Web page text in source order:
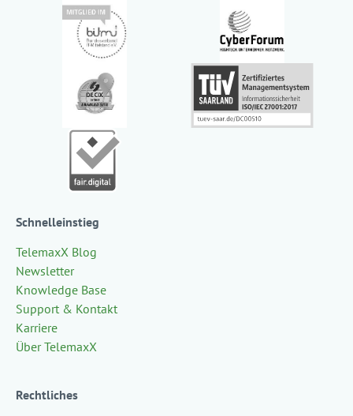
Schnelleinstieg
TelemaxX Blog
Newsletter
Knowledge Base
Support & Kontakt
Karriere
Über TelemaxX
Rechtliches